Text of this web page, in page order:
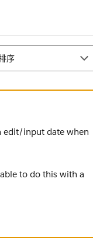
序
edit/input date when
to do this with a